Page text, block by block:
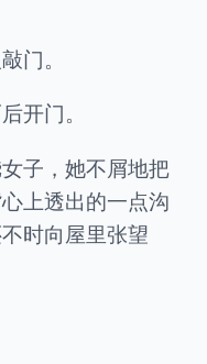
门。
开门。
子，她不屑地把
上透出的一点沟
时向屋里张望